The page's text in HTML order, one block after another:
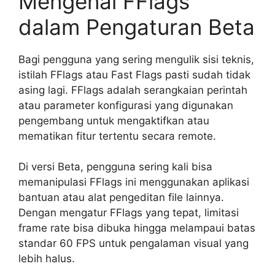
dalam Pengaturan Beta
Bagi pengguna yang sering mengulik sisi teknis,
istilah FFlags atau Fast Flags pasti sudah tidak
asing lagi. FFlags adalah serangkaian perintah
atau parameter konfigurasi yang digunakan
pengembang untuk mengaktifkan atau
mematikan fitur tertentu secara remote.
Di versi Beta, pengguna sering kali bisa
memanipulasi FFlags ini menggunakan aplikasi
bantuan atau alat pengeditan file lainnya.
Dengan mengatur FFlags yang tepat, limitasi
frame rate bisa dibuka hingga melampaui batas
standar 60 FPS untuk pengalaman visual yang
lebih halus.